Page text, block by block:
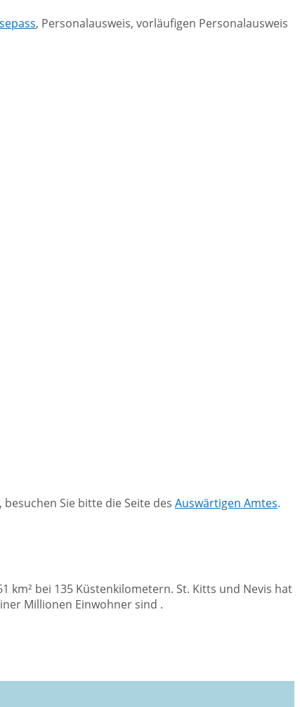
, Personalausweis, vorläufigen Personalausweis
Sie bitte die Seite des Auswärtigen Amtes.
km² bei 135 Küstenkilometern. St. Kitts und Nevis hat
Millionen Einwohner sind .